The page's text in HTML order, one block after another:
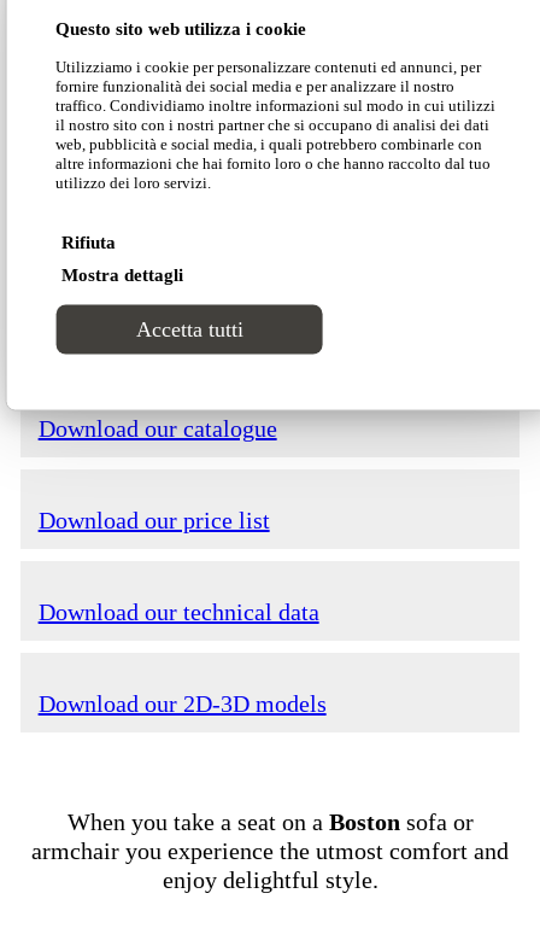
Questo sito web utilizza i cookie
Utilizziamo i cookie per personalizzare contenuti ed annunci, per
fornire funzionalità dei social media e per analizzare il nostro
traffico. Condividiamo inoltre informazioni sul modo in cui utilizzi
il nostro sito con i nostri partner che si occupano di analisi dei dati
web, pubblicità e social media, i quali potrebbero combinarle con
altre informazioni che hai fornito loro o che hanno raccolto dal tuo
utilizzo dei loro servizi.
Rifiuta
Mostra dettagli
Accetta tutti
Bostonis a line of fireproof sofas and armchairs,
available in three different shapes and colors, that
will satisfy any need. It is possible to combine
each element of the collection with armchairs with
high or low backs
Dimensions
Download our catalogue
Download our price list
Download our technical data
Download our 2D-3D models
When you take a seat on a Boston sofa or
armchair you experience the utmost comfort and
enjoy delightful style.